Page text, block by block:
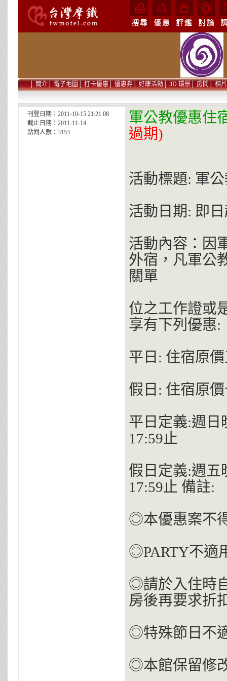
│簡介│電子地圖│打卡優惠│優惠券│好康活動│3D 環景│房間│相片
刊登日期：2011-10-15 21:21:08
截止日期：2011-11-14
點閱人數：3153
軍公教優惠住
過期)
活動標題: 軍
活動日期: 即
活動內容：因
外宿，凡軍公
關單
位之工作證或
享有下列優惠:
平日: 住宿原
假日: 住宿原
平日定義:週日
17:59止
假日定義:週五
17:59止 備註:
◎本優惠案不
◎PARTY不適
◎請於入住時
房後再要求折
◎特殊節日不
◎本館保留修